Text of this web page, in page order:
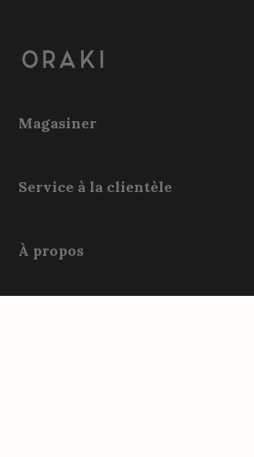
Magasiner
Service à la clientèle
À propos